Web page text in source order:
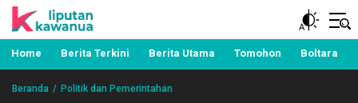
Liputan Kawanua
Berita Manado, Sulawesi Utara, Kawanua, Politik,
Pemerintahan, Hukum Kriminal dan Nasional
Home Berita Terkini Berita Utama Tomohon Boltara
Beranda Politik dan Pemerintahan